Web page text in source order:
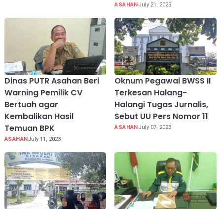
ASAHANJuly 21, 2023
Dinas PUTR Asahan Beri
Warning Pemilik CV
Bertuah agar
Kembalikan Hasil
Temuan BPK
ASAHANJuly 11, 2023
Oknum Pegawai BWSS II
Terkesan Halang-
Halangi Tugas Jurnalis,
Sebut UU Pers Nomor 11
ASAHANJuly 07, 2023